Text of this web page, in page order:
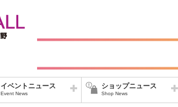
イベントニュース
Event News
ショップニュース
Shop News